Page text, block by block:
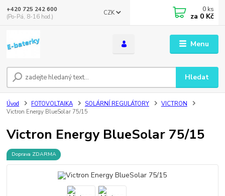
Menu
CZK
Hledat
+420 725 242 600
(Po-Pá, 8-16 hod.)
0 ks
za 0 Kč
Úvod FOTOVOLTAIKA SOLÁRNÍ REGULÁTORY
VICTRON
Victron Energy BlueSolar 75/15
Victron Energy BlueSolar 75/15
Doprava ZDARMA